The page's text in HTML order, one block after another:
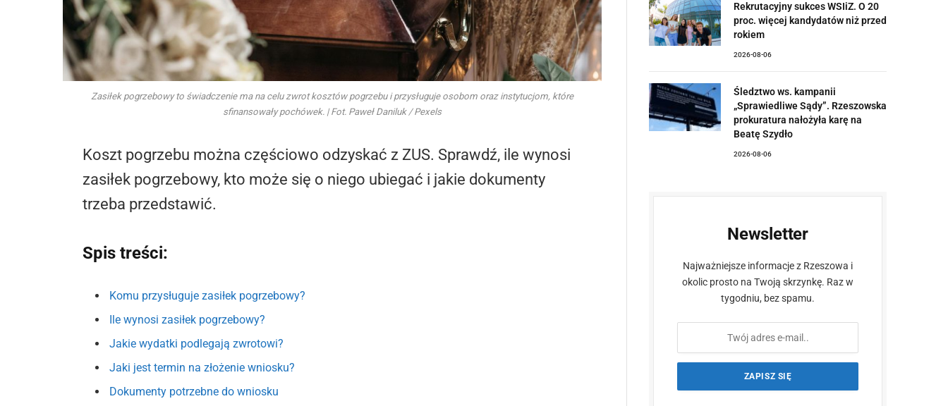
Zasiłek pogrzebowy to świadczenie ma na celu zwrot kosztów pogrzebu i przysługuje osobom oraz instytucjom, które
sfinansowały pochówek. | Fot. Paweł Daniluk / Pexels
Koszt pogrzebu można częściowo odzyskać z ZUS. Sprawdź, ile wynosi
zasiłek pogrzebowy, kto może się o niego ubiegać i jakie dokumenty
trzeba przedstawić.
Spis treści:
Komu przysługuje zasiłek pogrzebowy?
Ile wynosi zasiłek pogrzebowy?
Jakie wydatki podlegają zwrotowi?
Jaki jest termin na złożenie wniosku?
Dokumenty potrzebne do wniosku
Rekrutacyjny sukces WSIiZ. O 20
proc. więcej kandydatów niż przed
rokiem
2026-08-06
Śledztwo ws. kampanii
„Sprawiedliwe Sądy”. Rzeszowska
prokuratura nałożyła karę na
Beatę Szydło
2026-08-06
Newsletter
Najważniejsze informacje z Rzeszowa i
okolic prosto na Twoją skrzynkę. Raz w
tygodniu, bez spamu.